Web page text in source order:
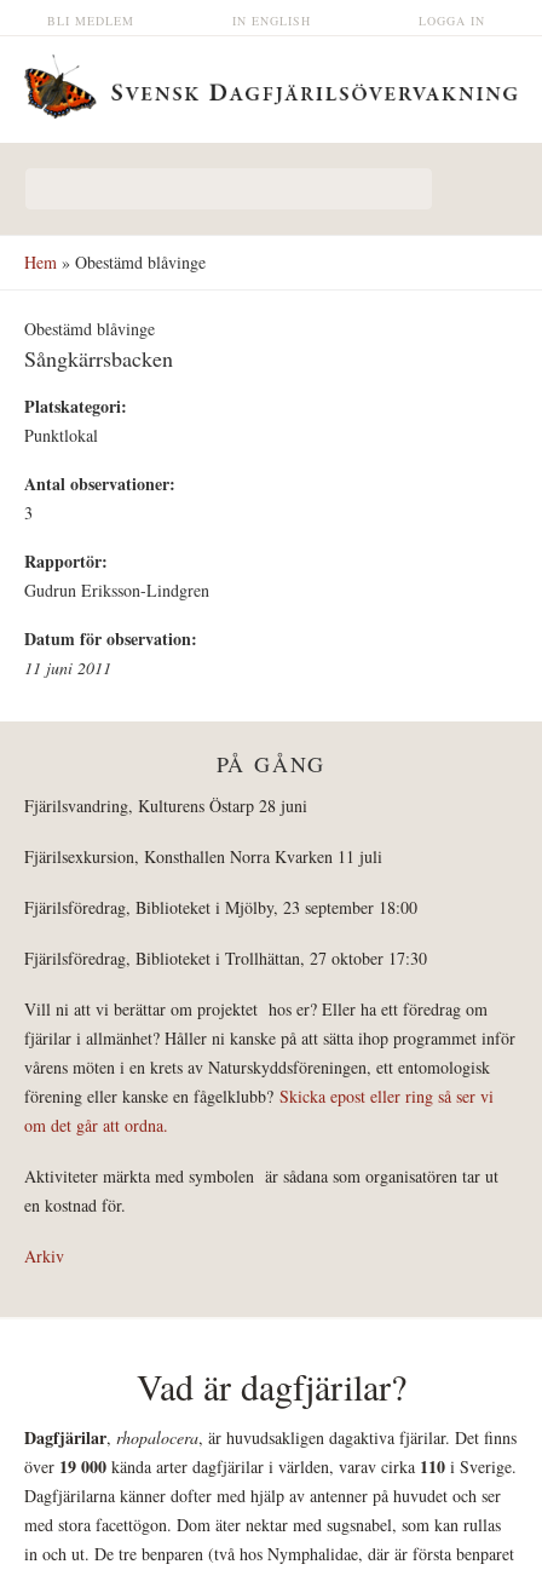
Hoppa till huvudinnehåll LOGGA IN
IN ENGLISH
BLI MEDLEM
Hem » Obestämd blåvinge
Obestämd blåvinge
Sångkärrsbacken
Platskategori:
Punktlokal
Antal observationer:
3
Rapportör:
Gudrun Eriksson-Lindgren
Datum för observation:
11 juni 2011
PÅ GÅNG
Fjärilsvandring, Kulturens Östarp 28 juni
Fjärilsexkursion, Konsthallen Norra Kvarken 11 juli
Fjärilsföredrag, Biblioteket i Mjölby, 23 september 18:00
Fjärilsföredrag, Biblioteket i Trollhättan, 27 oktober 17:30
Vill ni att vi berättar om projektet hos er? Eller ha ett föredrag om
fjärilar i allmänhet? Håller ni kanske på att sätta ihop programmet inför
vårens möten i en krets av Naturskyddsföreningen, ett entomologisk
förening eller kanske en fågelklubb? Skicka epost eller ring så ser vi
om det går att ordna.
Aktiviteter märkta med symbolen är sådana som organisatören tar ut
en kostnad för.
Arkiv
Vad är dagfjärilar?
Dagfjärilar, rhopalocera, är huvudsakligen dagaktiva fjärilar. Det finns
över 19 000 kända arter dagfjärilar i världen, varav cirka 110 i Sverige.
Dagfjärilarna känner dofter med hjälp av antenner på huvudet och ser
med stora facettögon. Dom äter nektar med sugsnabel, som kan rullas
in och ut. De tre benparen (två hos Nymphalidae, där är första benparet